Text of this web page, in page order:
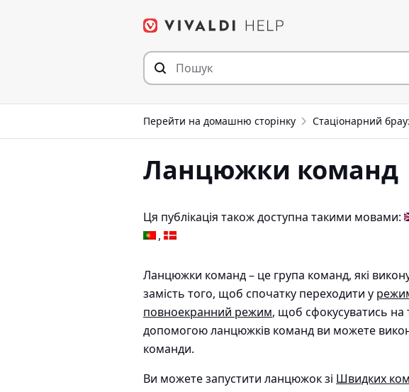
Перейти на домашню сторінку Стаціонарний
Ланцюжки команд
Ця публікація також доступна такими мовами:
Ланцюжки команд – це група команд, які
замість того, щоб спочатку переходити у
повноекранний режим, щоб сфокусуватись на
допомогою ланцюжків команд ви можете
команди.
Ви можете запустити ланцюжок зі Швидких